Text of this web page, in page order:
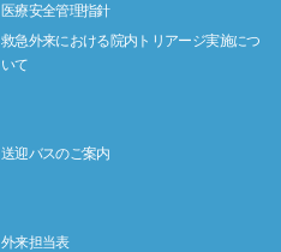
医療安全管理指針
救急外来における院内トリアージ実施につ
いて
送迎バスのご案内
外来担当表